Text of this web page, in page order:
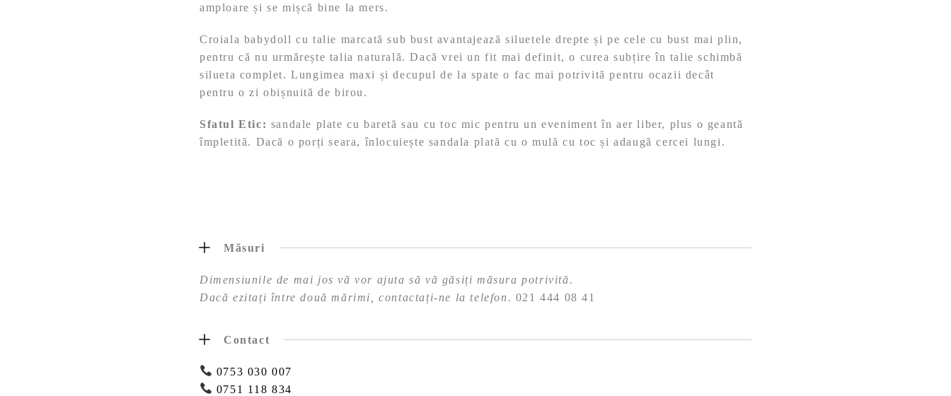
amploare și se mișcă bine la mers.
Croiala babydoll cu talie marcată sub bust avantajează siluetele drepte și pe cele cu bust mai plin,
pentru că nu urmărește talia naturală. Dacă vrei un fit mai definit, o curea subțire în talie schimbă
silueta complet. Lungimea maxi și decupul de la spate o fac mai potrivită pentru ocazii decât
pentru o zi obișnuită de birou.
Sfatul Etic: sandale plate cu baretă sau cu toc mic pentru un eveniment în aer liber, plus o geantă
împletită. Dacă o porți seara, înlocuiește sandala plată cu o mulă cu toc și adaugă cercei lungi.
Măsuri
Dimensiunile de mai jos vă vor ajuta să vă găsiți măsura potrivită.
Dacă ezitați între două mărimi, contactați-ne la telefon. 021 444 08 41
Contact
0753 030 007
0751 118 834